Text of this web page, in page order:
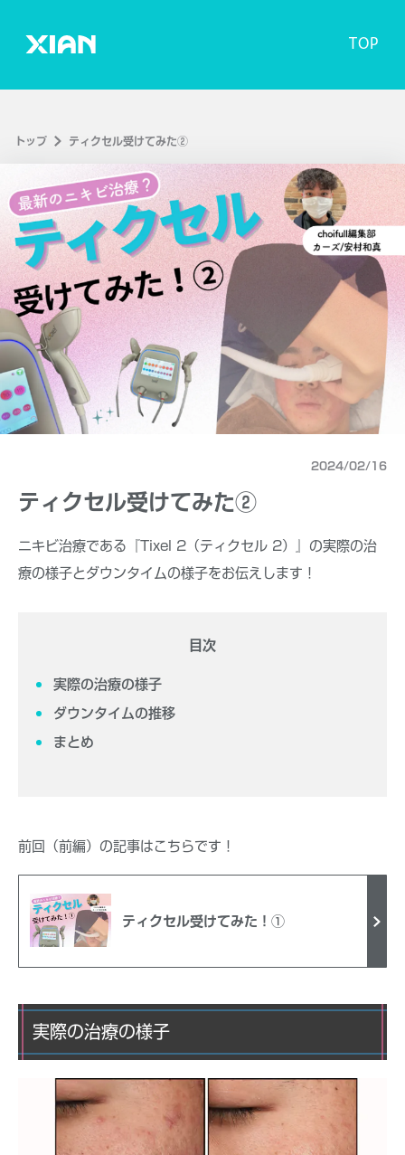
TOP
トップ ティクセル受けてみた②
2024/02/16
ティクセル受けてみた②
ニキビ治療である『Tixel 2（ティクセル 2）』の実際の治
療の様子とダウンタイムの様子をお伝えします！
目次
実際の治療の様子
ダウンタイムの推移
まとめ
前回（前編）の記事はこちらです！
ティクセル受けてみた！①
実際の治療の様子